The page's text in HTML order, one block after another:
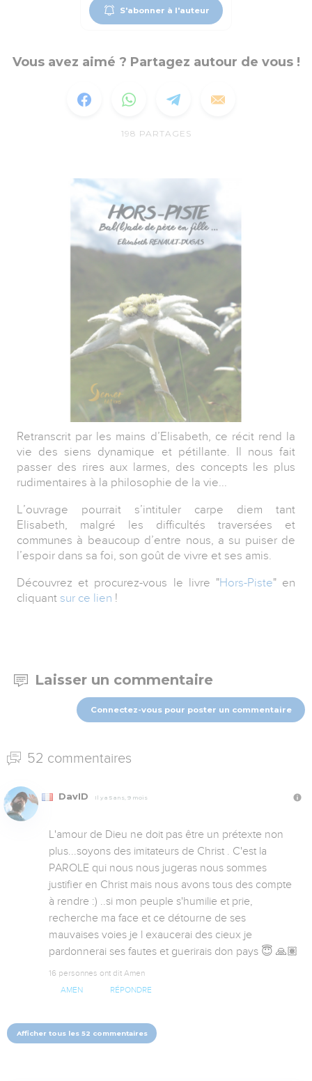
S'abonner à l'auteur
Vous avez aimé ? Partagez autour de vous !
198 PARTAGES
Retranscrit par les mains d’Elisabeth, ce récit rend la
vie des siens dynamique et pétillante. Il nous fait
passer des rires aux larmes, des concepts les plus
rudimentaires à la philosophie de la vie...
L’ouvrage pourrait s’intituler carpe diem tant
Elisabeth, malgré les difficultés traversées et
communes à beaucoup d’entre nous, a su puiser de
l’espoir dans sa foi, son goût de vivre et ses amis.
Découvrez et procurez-vous le livre "Hors-Piste" en
cliquant sur ce lien !
Laisser un commentaire
Connectez-vous pour poster un commentaire
52 commentaires
DavID Il y a 5 ans, 9 mois
L'amour de Dieu ne doit pas être un prétexte non
plus...soyons des imitateurs de Christ . C'est la
PAROLE qui nous nous jugeras nous sommes
justifier en Christ mais nous avons tous des compte
à rendre :) ..si mon peuple s'humilie et prie,
recherche ma face et ce détourne de ses
mauvaises voies je l exaucerai des cieux je
pardonnerai ses fautes et guerirais don pays 😇 🙏🏽
16 personnes ont dit Amen
AMEN RÉPONDRE
Afficher tous les 52 commentaires